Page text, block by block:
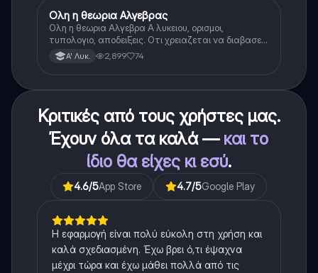
Μαθηματικά
Ολη η θεωρια Αλγεβρας
Ολη η θεωρια Αλγεβρα Α λυκειου, ορισμοι,
τυπολογιο, αποδειξεις. Οτι χρειαζεται να διαβασεις
για το θεωρητικο κομματι της αλγεβρας.
Α' Λυκ. 2,899 74
Κριτικές από τους χρήστες μας.
Έχουν όλα τα καλά — και το
ίδιο θα είχες κι εσύ.
4.6/5App Store 4.7/5Google Play
Η εφαρμογή είναι πολύ εύκολη στη χρήση και
καλά σχεδιασμένη. Έχω βρει ό,τι έψαχνα
μέχρι τώρα και έχω μάθει πολλά από τις